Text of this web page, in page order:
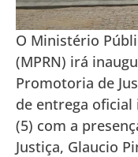
O Ministério
(MPRN) irá
Promotoria de
de entrega
(5) com a
Justiça, Glaucio